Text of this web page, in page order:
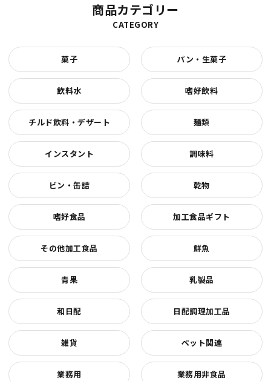
商品カテゴリー
CATEGORY
菓子 パン・生菓子
飲料水 嗜好飲料
チルド飲料・デザート 麺類
インスタント 調味料
ビン・缶詰 乾物
嗜好食品 加工食品ギフト
その他加工食品 鮮魚
青果 乳製品
和日配 日配調理加工品
雑貨 ペット関連
業務用 業務用非食品